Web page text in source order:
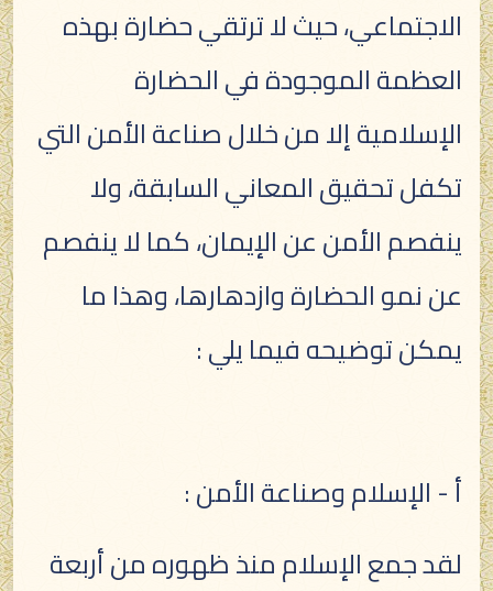
الاجتماعي، حيث لا ترتقي حضارة بهذه
العظمة الموجودة في الحضارة
الإسلامية إلا من خلال صناعة الأمن التي
تكفل تحقيق المعاني السابقة، ولا
ينفصم الأمن عن الإيمان، كما لا ينفصم
عن نمو الحضارة وازدهارها، وهذا ما
يمكن توضيحه فيما يلي :
أ - الإسلام وصناعة الأمن :
لقد جمع الإسلام منذ ظهوره من أربعة